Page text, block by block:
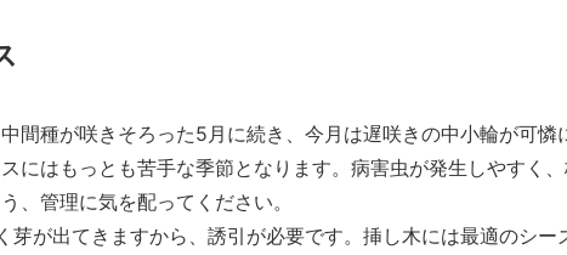
間種が咲きそろった5月に続き、今月は遅咲きの中小輪が可憐
にはもっとも苦手な季節となります。病害虫が発生しやすく
、管理に気を配ってください。
芽が出てきますから、誘引が必要です。挿し木には最適のシー